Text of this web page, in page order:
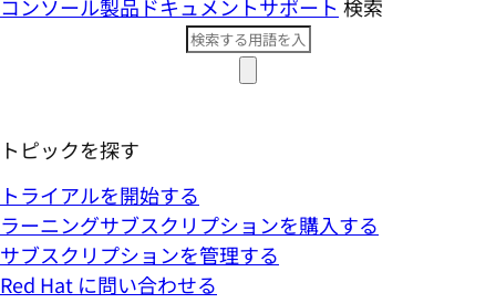
コンソール製品ドキュメントサポート 検索
トピックを探す
トライアルを開始する
ラーニングサブスクリプションを購入する
サブスクリプションを管理する
Red Hat に問い合わせる